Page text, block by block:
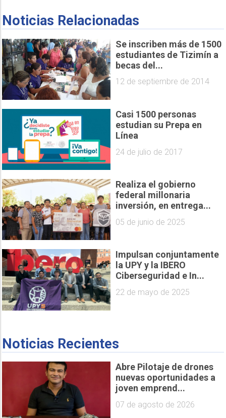
Noticias Relacionadas
Se inscriben más de 1500
estudiantes de Tizimín a
becas del...
12 de septiembre de 2014
Casi 1500 personas
estudian su Prepa en
Línea
24 de julio de 2017
Realiza el gobierno
federal millonaria
inversión, en entrega...
05 de junio de 2025
Impulsan conjuntamente
la UPY y la IBERO
Ciberseguridad e In...
22 de mayo de 2025
Noticias Recientes
Abre Pilotaje de drones
nuevas oportunidades a
joven emprend...
07 de agosto de 2026